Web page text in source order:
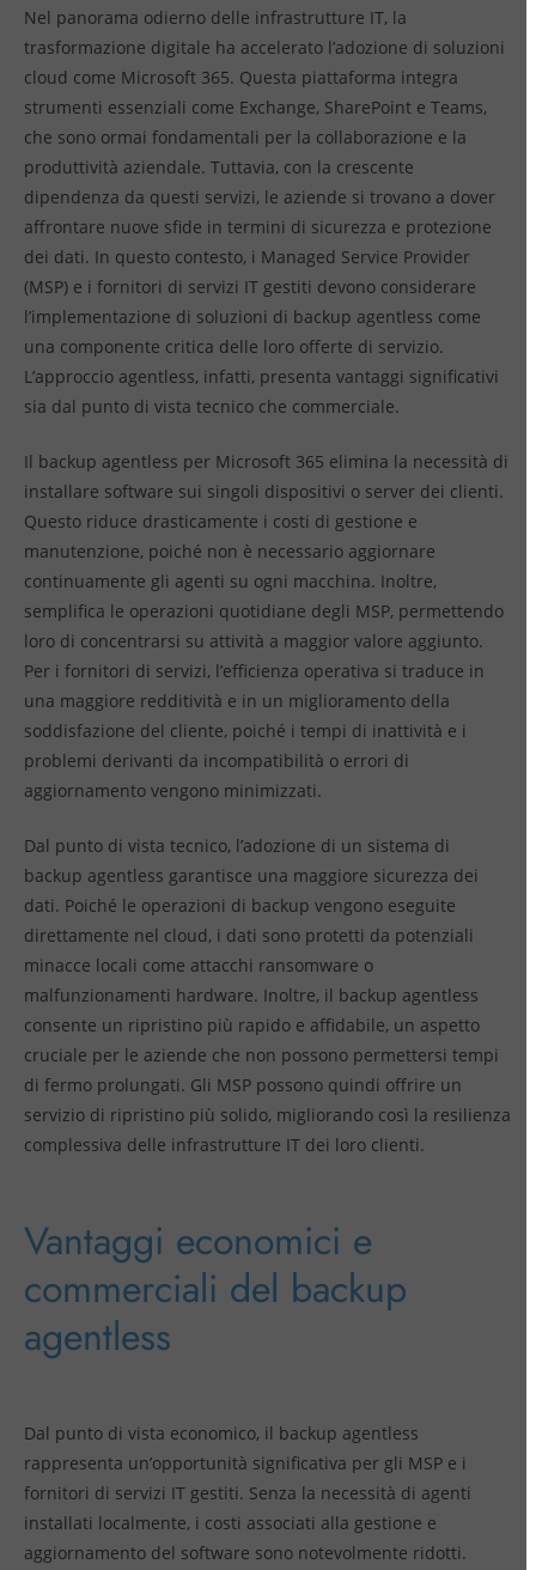
Nel panorama odierno delle infrastrutture IT, la
trasformazione digitale ha accelerato l’adozione di soluzioni
cloud come Microsoft 365. Questa piattaforma integra
strumenti essenziali come Exchange, SharePoint e Teams,
che sono ormai fondamentali per la collaborazione e la
produttività aziendale. Tuttavia, con la crescente
dipendenza da questi servizi, le aziende si trovano a dover
affrontare nuove sfide in termini di sicurezza e protezione
dei dati. In questo contesto, i Managed Service Provider
(MSP) e i fornitori di servizi IT gestiti devono considerare
l’implementazione di soluzioni di backup agentless come
una componente critica delle loro offerte di servizio.
L’approccio agentless, infatti, presenta vantaggi significativi
sia dal punto di vista tecnico che commerciale.
Il backup agentless per Microsoft 365 elimina la necessità di
installare software sui singoli dispositivi o server dei clienti.
Questo riduce drasticamente i costi di gestione e
manutenzione, poiché non è necessario aggiornare
continuamente gli agenti su ogni macchina. Inoltre,
semplifica le operazioni quotidiane degli MSP, permettendo
loro di concentrarsi su attività a maggior valore aggiunto.
Per i fornitori di servizi, l’efficienza operativa si traduce in
una maggiore redditività e in un miglioramento della
soddisfazione del cliente, poiché i tempi di inattività e i
problemi derivanti da incompatibilità o errori di
aggiornamento vengono minimizzati.
Dal punto di vista tecnico, l’adozione di un sistema di
backup agentless garantisce una maggiore sicurezza dei
dati. Poiché le operazioni di backup vengono eseguite
direttamente nel cloud, i dati sono protetti da potenziali
minacce locali come attacchi ransomware o
malfunzionamenti hardware. Inoltre, il backup agentless
consente un ripristino più rapido e affidabile, un aspetto
cruciale per le aziende che non possono permettersi tempi
di fermo prolungati. Gli MSP possono quindi offrire un
servizio di ripristino più solido, migliorando così la resilienza
complessiva delle infrastrutture IT dei loro clienti.
Vantaggi economici e
commerciali del backup
agentless
Dal punto di vista economico, il backup agentless
rappresenta un’opportunità significativa per gli MSP e i
fornitori di servizi IT gestiti. Senza la necessità di agenti
installati localmente, i costi associati alla gestione e
aggiornamento del software sono notevolmente ridotti.